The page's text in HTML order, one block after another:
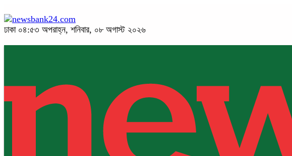
ঢাকা ০৪:৫৩ অপরাহ্ন, শনিবার, ০৮ অগাস্ট ২০২৬